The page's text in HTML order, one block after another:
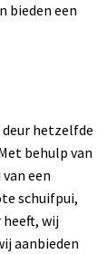
bieden een
deur hetzelfde
behulp van
een
schuifpui,
heeft, wij
aanbieden